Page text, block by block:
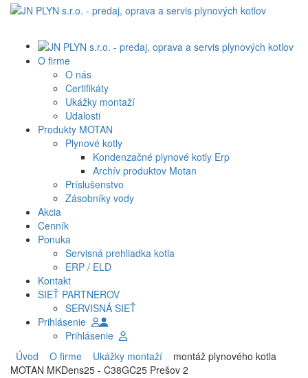
O firme
O nás
Certifikáty
Ukážky montaží
Udalosti
Produkty MOTAN
Plynové kotly
Kondenzačné plynové kotly Erp
Archív produktov Motan
Príslušenstvo
Zásobníky vody
Akcia
Cenník
Ponuka
Servisná prehliadka kotla
ERP / ELD
Kontakt
SIEŤ PARTNEROV
SERVISNÁ SIEŤ
Prihlásenie
Prihlásenie
Úvod
O firme Ukážky montaží
montáž plynového kotla
MOTAN MKDens25 - C38GC25 Prešov 2